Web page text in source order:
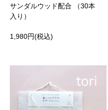
サンダルウッド配合 （30本
入り）
1,980円(税込)